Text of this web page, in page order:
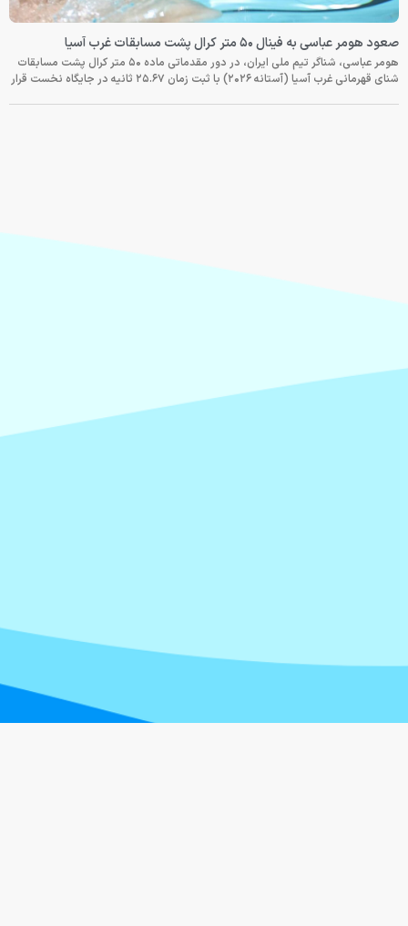
صعود هومر عباسی به فینال ۵۰ متر کرال پشت مسابقات غرب آسیا
هومر عباسی، شناگر تیم ملی ایران، در دور مقدماتی ماده ۵۰ متر کرال پشت مسابقات
شنای قهرمانی غرب آسیا (آستانه ۲۰۲۶) با ثبت زمان ۲۵.۶۷ ثانیه در جایگاه نخست قرار